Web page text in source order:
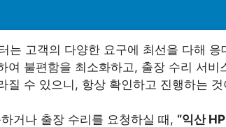
는 고객의 다양한 요구에 최선을 다해
여 불편함을 최소화하고, 출장 수리 서
질 수 있으니, 항상 확인하고 진행하는
거나 출장 수리를 요청하실 때, “익산